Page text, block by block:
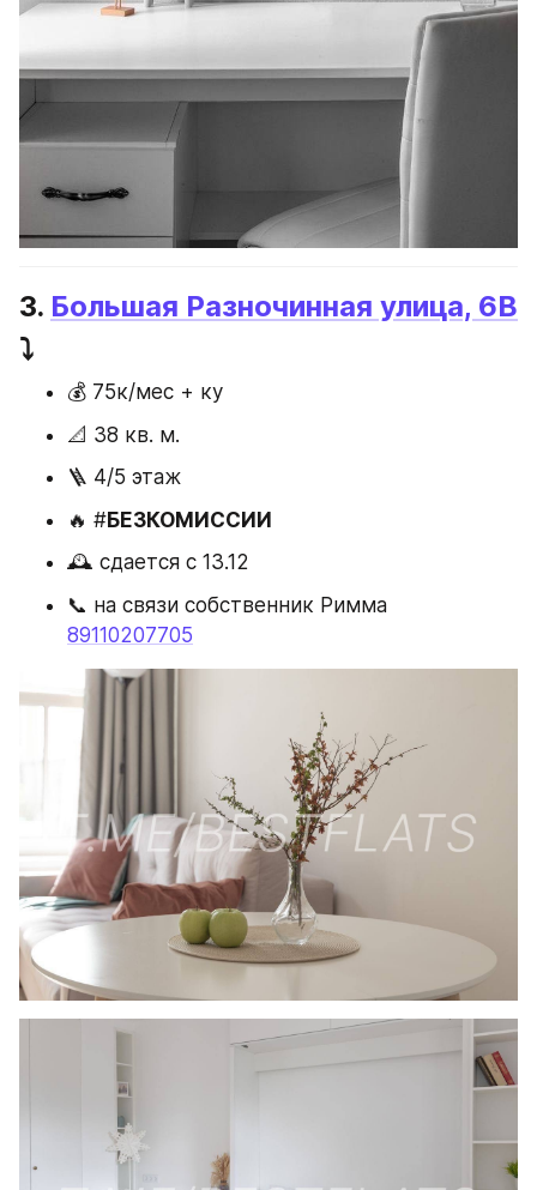
3. Большая Разночинная улица, 6В
⤵️
💰 75к/мес + ку
📐 38 кв. м.
🪜 4/5 этаж
🔥 #БЕЗКОМИССИИ
🕰️ сдается с 13.12
89110207705